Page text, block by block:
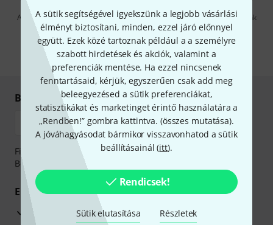
A sütik segítségével igyekszünk a legjobb vásárlási
élményt biztosítani, minden, ezzel járó előnnyel
együtt. Ezek közé tartoznak például a a személyre
szabott hirdetések és akciók, valamint a
preferenciák mentése. Ha ezzel nincsenek
fenntartásaid, kérjük, egyszerűen csak add meg
beleegyezésed a sütik preferenciákat,
statisztikákat és marketinget érintő használatára a
„Rendben!” gombra kattintva. (összes mutatása).
A jóváhagyásodat bármikor visszavonhatod a sütik
beállításainál (itt).
Rendicsek!
Sütik elutasítása Részletek
A "Bejelentkezés" gombra kattintva elfogadja, hogy e-mailben küldjünk
önnek hirdetéseket. Bármikor leiratkozhat erről. A hírlevélről további
információkat az data protection guideline-ben talál.
* Kitöltés kötelező
Biztonságos vásárlás és fizetés
Fizessen biztonságosan, titkosítással: Banki átutalás vagy
Betéti- vagy hitelkártya segítségével
Előnyök
3 éves Thomann-garancia